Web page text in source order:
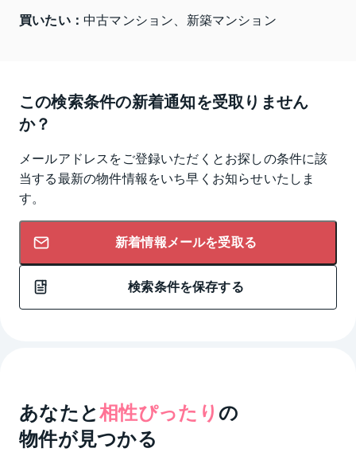
買いたい： 中古マンション、新築マンション
この検索条件の新着通知を受取りません
か？
メールアドレスをご登録いただくとお探しの条件に該
当する最新の物件情報をいち早くお知らせいたしま
す。
新着情報メールを受取る
検索条件を保存する
あなたと相性ぴったり の
物件が見つかる